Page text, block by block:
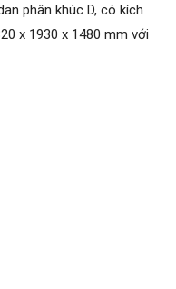
phân khúc D, có kích
x 1930 x 1480 mm với